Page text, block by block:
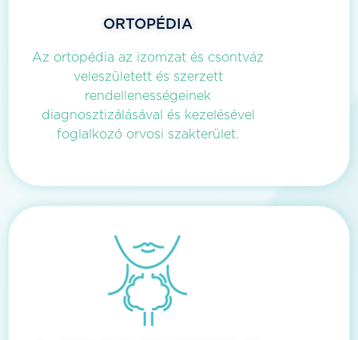
ORTOPÉDIA
Az ortopédia az izomzat és csontváz
veleszületett és szerzett
rendellenességeinek
diagnosztizálásával és kezelésével
foglalkozó orvosi szakterület.